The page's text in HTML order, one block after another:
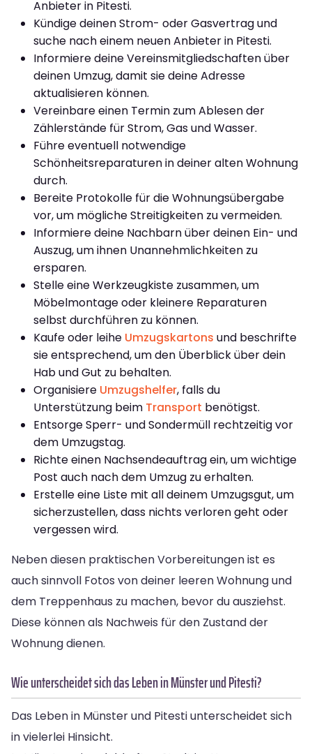
Anbieter in Pitesti.
Kündige deinen Strom- oder Gasvertrag und
suche nach einem neuen Anbieter in Pitesti.
Informiere deine Vereinsmitgliedschaften über
deinen Umzug, damit sie deine Adresse
aktualisieren können.
Vereinbare einen Termin zum Ablesen der
Zählerstände für Strom, Gas und Wasser.
Führe eventuell notwendige
Schönheitsreparaturen in deiner alten Wohnung
durch.
Bereite Protokolle für die Wohnungsübergabe
vor, um mögliche Streitigkeiten zu vermeiden.
Informiere deine Nachbarn über deinen Ein- und
Auszug, um ihnen Unannehmlichkeiten zu
ersparen.
Stelle eine Werkzeugkiste zusammen, um
Möbelmontage oder kleinere Reparaturen
selbst durchführen zu können.
Kaufe oder leihe Umzugskartons und beschrifte
sie entsprechend, um den Überblick über dein
Hab und Gut zu behalten.
Organisiere Umzugshelfer, falls du
Unterstützung beim Transport benötigst.
Entsorge Sperr- und Sondermüll rechtzeitig vor
dem Umzugstag.
Richte einen Nachsendeauftrag ein, um wichtige
Post auch nach dem Umzug zu erhalten.
Erstelle eine Liste mit all deinem Umzugsgut, um
sicherzustellen, dass nichts verloren geht oder
vergessen wird.
Neben diesen praktischen Vorbereitungen ist es
auch sinnvoll Fotos von deiner leeren Wohnung und
dem Treppenhaus zu machen, bevor du ausziehst.
Diese können als Nachweis für den Zustand der
Wohnung dienen.
Wie unterscheidet sich das Leben in Münster und Pitesti?
Das Leben in Münster und Pitesti unterscheidet sich
in vielerlei Hinsicht.